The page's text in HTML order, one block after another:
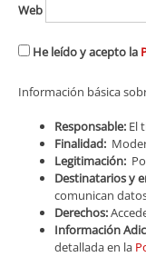
Web
He leído y acepto la
Información básica
Responsable:El
Finalidad:
Legitimación:
Destinatarios y
comunican
Derechos:
Información
detallada en la